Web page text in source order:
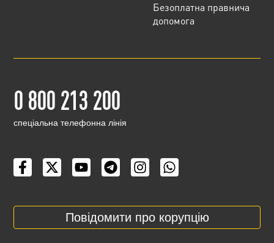
Безоплатна правнича
допомога
0 800 213 200
cпеціальна телефонна лінія
Повідомити про корупцію